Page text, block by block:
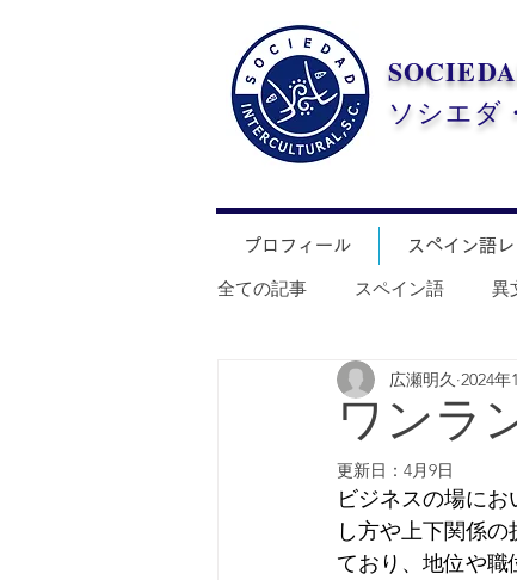
ソシエダ
プロフィール スペイン語
全ての記事 スペイン語 異
ワンラ
広瀬明久 2024年
更新日： 4月9日
ビジネスの場に
し方や上下関係
ており、地位や職